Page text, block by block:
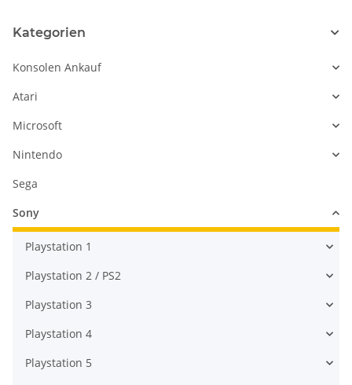
Kategorien
Konsolen Ankauf
Atari
Microsoft
Nintendo
Sega
Sony
Playstation 1
Playstation 2 / PS2
Playstation 3
Playstation 4
Playstation 5